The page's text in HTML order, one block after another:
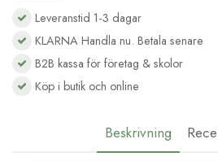
Leveranstid 1-3 dagar
KLARNA Handla nu. Betala senare
B2B kassa för företag & skolor
Köp i butik och online
Beskrivning